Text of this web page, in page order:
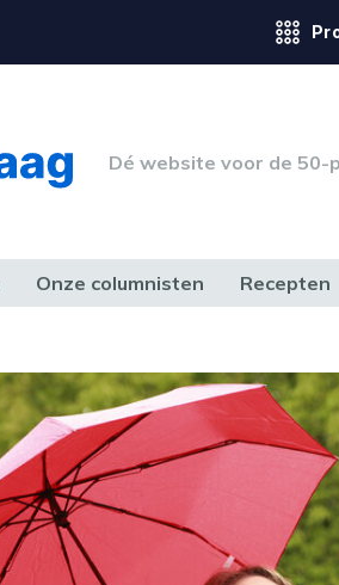
Dé website voor de 50-
Onze columnisten Recepten